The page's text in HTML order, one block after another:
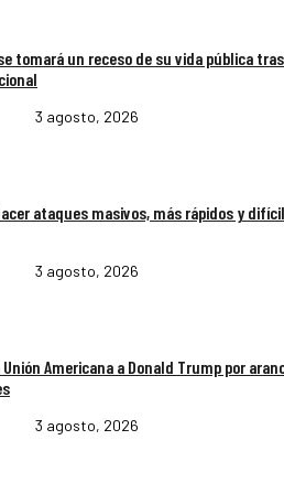
tomará un receso de su vida pública tras
3 agosto, 2026
ataques masivos, más rápidos y
3 agosto, 2026
Americana a Donald Trump por
3 agosto, 2026